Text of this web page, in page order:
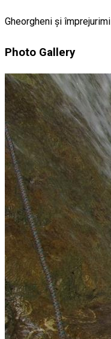
Gheorgheni și împrejurimi
Photo Gallery